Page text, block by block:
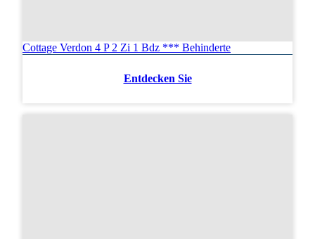
Cottage Verdon 4 P 2 Zi 1 Bdz *** Behinderte
Entdecken Sie